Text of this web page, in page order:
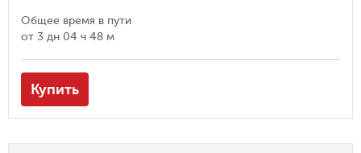
Общее время в пути
от 3 дн 04 ч 48 м
Купить